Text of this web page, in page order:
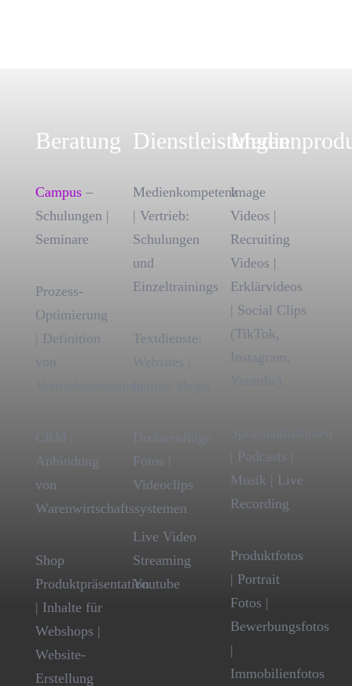
Beratung
Campus–
Schulungen |
Seminare
Prozess-
Optimierung
| Definition
von
CRM |
Anbindung
von
Warenwirtschaftssystemen
Shop
Produktpräsentation
| Inhalte für
Webshops |
Website-
Erstellung
Dienstleistungen
Medienkompetenz
| Vertrieb:
Schulungen
und
Einzeltrainings
Textdienste:
Websites |
Drohnenflüge
Fotos |
Videoclips
Live Video
Streaming
Youtube
Image
Videos |
Recruiting
Videos |
Erklärvideos
| Social Clips
(TikTok,
Instagram,
Sprachaufnahmen
| Podcasts |
Musik | Live
Recording
Produktfotos
| Portrait
Fotos |
Bewerbungsfotos
|
Immobilienfotos